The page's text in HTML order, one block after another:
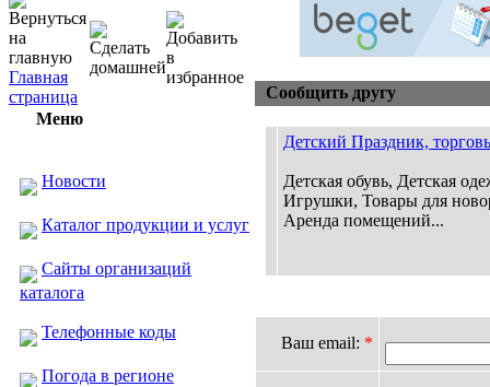
Главная
страница
Меню
Новости
Каталог продукции и услуг
Сайты организаций
каталога
Телефонные коды
Погода в регионе
Сообщить другу
Детский Праздник,
Детская обувь, Детская
Игрушки, Товары для
Аренда помещений...
Ваш email: *